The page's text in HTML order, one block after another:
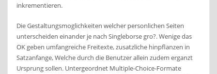
inkrementieren.
Die Gestaltungsmoglichkeiten welcher personlichen Seiten
unterscheiden einander je nach Singleborse gro?. Wenige das
OK geben umfangreiche Freitexte, zusatzliche hinpflanzen in
Satzanfange, Welche durch die Benutzer allein zudem erganzt
Ursprung sollen. Untergeordnet Multiple-Choice-Formate